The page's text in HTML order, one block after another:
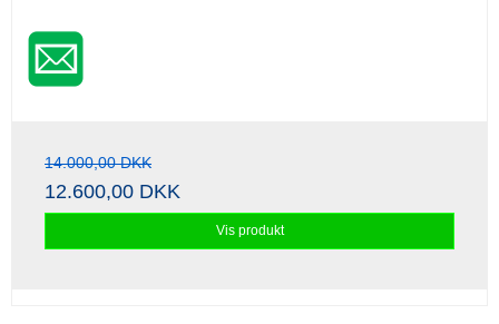
14.000,00 DKK
12.600,00 DKK
Vis produkt